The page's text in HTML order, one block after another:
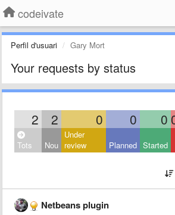
codeivate
Perfil d'usuari Gary Mort
Your requests by status
2 2 0 0 0
Tots Nou
Under
review
Planned Started
Netbeans plugin